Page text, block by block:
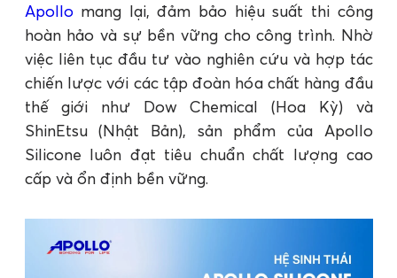
Apollomang lại, đảm bảo hiệu suất thi công
hoàn hảo và sự bền vững cho công trình. Nhờ
việc liên tục đầu tư vào nghiên cứu và hợp tác
chiến lược với các tập đoàn hóa chất hàng đầu
thế giới như Dow Chemical (Hoa Kỳ) và
ShinEtsu (Nhật Bản), sản phẩm của Apollo
Silicone luôn đạt tiêu chuẩn chất lượng cao
cấp và ổn định bền vững.